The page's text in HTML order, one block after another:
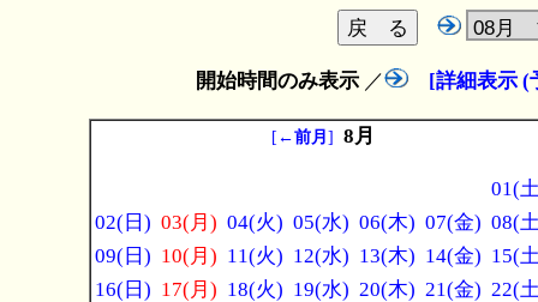
開始時間のみ表示 ／ [詳細表示 (
[ ←前月 ] 8月
01(
02(日) 03(月) 04(火) 05(水) 06(木) 07(金) 08(
09(日) 10(月) 11(火) 12(水) 13(木) 14(金) 15(
16(日) 17(月) 18(火) 19(水) 20(木) 21(金) 22(